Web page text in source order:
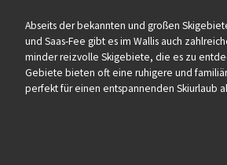
Abseits der bekannten und großen
und Saas-Fee gibt es im Wallis auch
minder reizvolle Skigebiete, die es zu
Gebiete bieten oft eine ruhigere und
perfekt für einen entspannenden Skiurlaub